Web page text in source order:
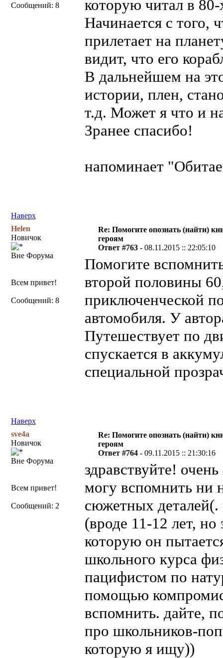
Сообщений: 8
которую читал в
Начинается с того,
прилетает на
видит, что его
В дальнейшем на
истории, плен,
т.д. Может я что и
Зранее спасибо!
напоминает
Наверх
Helen
Новичок
Вне Форума
Всем привет!
Сообщений: 8
Re: Помогите опознать (найти)
героям
Ответ #763 -08.11.2015 :: 22:05:10
Помогите
второй половины
приключенческой
автомобиля. У
Путешествует по
спускается в
специальной
Наверх
sve4a
Новичок
Вне Форума
Всем привет!
Сообщений: 2
Re: Помогите опознать (найти)
героям
Ответ #764 -09.11.2015 :: 21:30:16
здравствуйте!
могу вспомнить ни
сюжетных
(вроде 11-12 лет,
которую он
школьного курса
пацифистом по
помощью
вспомнить. дайте,
про школьников-
которую я ищу))